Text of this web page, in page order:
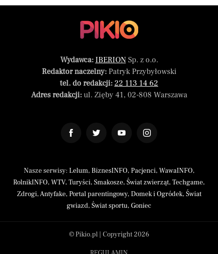
Wydawca: IBERIONSp. z o.o.
Redaktor naczelny:Patryk Przybyłowski
tel. do redakcji: 22 113 14 62
Adres redakcji:ul. Zięby 41, 02-808 Warszawa
Nasze serwisy: Lelum, BiznesINFO, Pacjenci, WawaINFO,
RolnikINFO, WTV, Turyści, Smakosze, Świat zwierząt, Techgame,
Zdrogi,Antyfake, Portal parentingowy, Domek i Ogródek, Świat
gwiazd, Świat sportu, Goniec
© Pikio.pl | Copyright 2026